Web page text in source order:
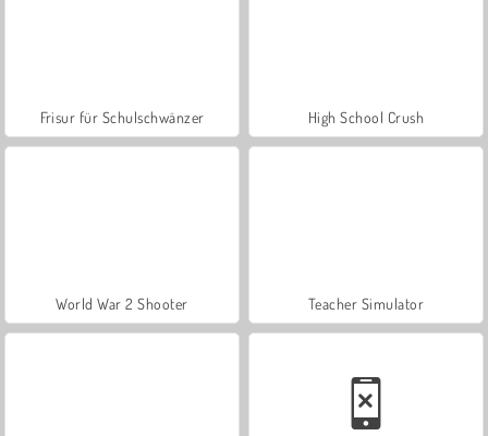
Frisur für Schulschwänzer High School Crush
World War 2 Shooter Teacher Simulator